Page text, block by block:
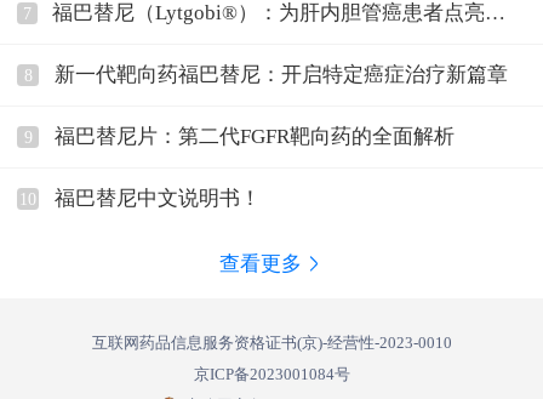
7 福巴替尼（Lytgobi®）：为肝内胆管癌患者点亮希
望之光
8 新一代靶向药福巴替尼：开启特定癌症治疗新篇章
9 福巴替尼片：第二代FGFR靶向药的全面解析
10 福巴替尼中文说明书！
查看更多
互联网药品信息服务资格证书(京)-经营性-2023-0010
京ICP备2023001084号